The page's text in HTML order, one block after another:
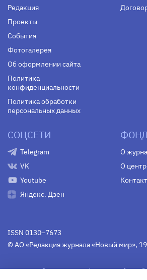
Редакция
Проекты
События
Фотогалерея
Об оформлении сайта
Политика
конфиденциальности
Политика обработки
персональных данных
СОЦСЕТИ
Telegram
VK
Youtube
Яндекс. Дзен
О
О
ISSN 0130–7673
© АО «Редакция журнала «Новый мир»,
Свидетельство Федеральной